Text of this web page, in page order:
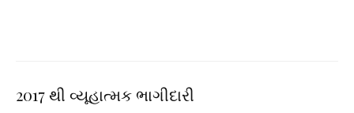
2017 થી વ્યૂહાત્મક ભાગીદારી